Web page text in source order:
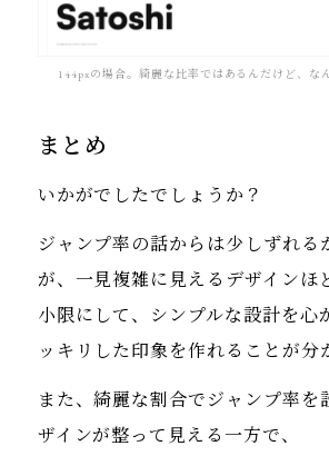
144pxの場合。綺麗な比率ではあるんだけど、な
まとめ
いかがでしたでしょうか？
ジャンプ率の話からは少しずれる
が、一見複雑に見えるデザインほ
小限にして、シンプルな設計を心
ッキリした印象を作れることが分
また、綺麗な割合でジャンプ率を
ザインが整って見える一方で、